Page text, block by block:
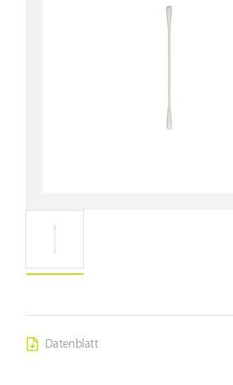
Datenblatt